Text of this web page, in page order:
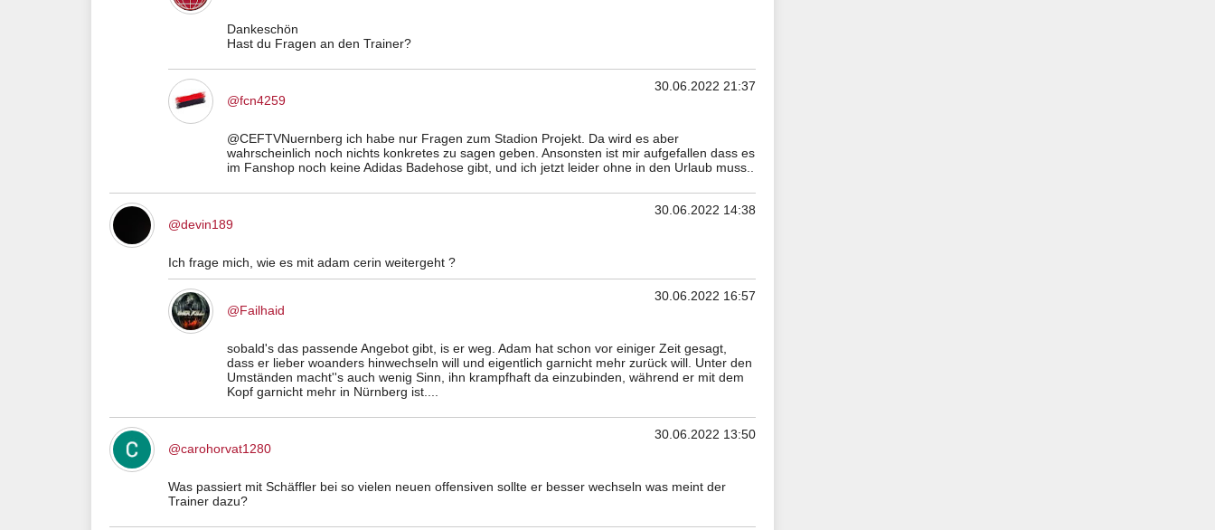
Dankeschön
Hast du Fragen an den Trainer?
30.06.2022 21:37
@fcn4259
@CEFTVNuernberg ich habe nur Fragen zum Stadion Projekt. Da wird es aber
wahrscheinlich noch nichts konkretes zu sagen geben. Ansonsten ist mir aufgefallen dass es
im Fanshop noch keine Adidas Badehose gibt, und ich jetzt leider ohne in den Urlaub muss..
30.06.2022 14:38
@devin189
Ich frage mich, wie es mit adam cerin weitergeht ?
30.06.2022 16:57
@Failhaid
sobald's das passende Angebot gibt, is er weg. Adam hat schon vor einiger Zeit gesagt,
dass er lieber woanders hinwechseln will und eigentlich garnicht mehr zurück will. Unter den
Umständen macht''s auch wenig Sinn, ihn krampfhaft da einzubinden, während er mit dem
Kopf garnicht mehr in Nürnberg ist....
30.06.2022 13:50
@carohorvat1280
Was passiert mit Schäffler bei so vielen neuen offensiven sollte er besser wechseln was meint der
Trainer dazu?